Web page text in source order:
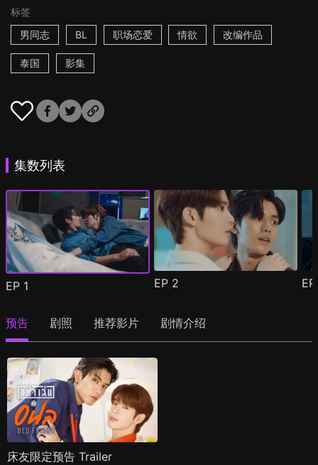
标签
男同志
BL 职场恋爱 情欲 改编作品
泰国 影集
集数列表
EP 1 EP 2
预告 剧照 推荐影片 剧情介绍
床友限定预告 Trailer